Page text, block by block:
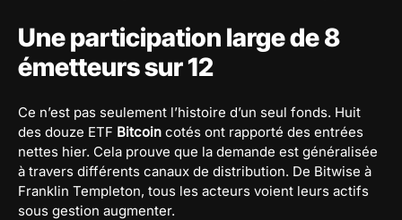
Une participation large de 8
émetteurs sur 12
Ce n’est pas seulement l’histoire d’un seul fonds. Huit
des douze ETF Bitcoin cotés ont rapporté des entrées
nettes hier. Cela prouve que la demande est généralisée
à travers différents canaux de distribution. De Bitwise à
Franklin Templeton, tous les acteurs voient leurs actifs
sous gestion augmenter.